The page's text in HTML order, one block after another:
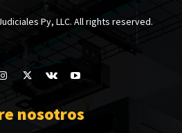
Py, LLC. All rights reserved.
nosotros